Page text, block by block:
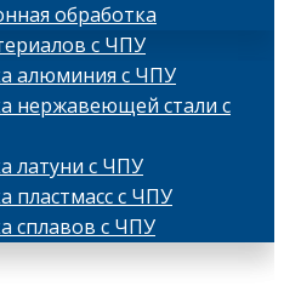
обработка
с ЧПУ
алюминия с ЧПУ
нержавеющей стали с
латуни с ЧПУ
пластмасс с ЧПУ
сплавов с ЧПУ